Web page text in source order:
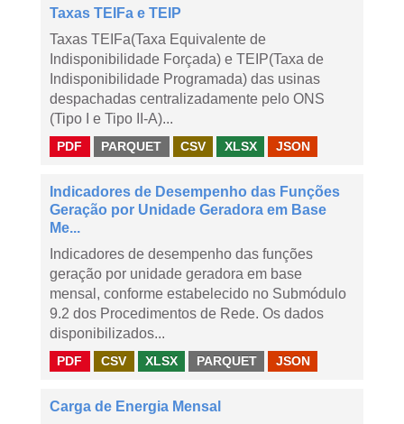
Taxas TEIFa e TEIP
Taxas TEIFa(Taxa Equivalente de
Indisponibilidade Forçada) e TEIP(Taxa de
Indisponibilidade Programada) das usinas
despachadas centralizadamente pelo ONS
(Tipo I e Tipo II-A)...
PDF PARQUET CSV XLSX JSON
Indicadores de Desempenho das Funções
Geração por Unidade Geradora em Base
Me...
Indicadores de desempenho das funções
geração por unidade geradora em base
mensal, conforme estabelecido no Submódulo
9.2 dos Procedimentos de Rede. Os dados
disponibilizados...
PDF CSV XLSX PARQUET JSON
Carga de Energia Mensal